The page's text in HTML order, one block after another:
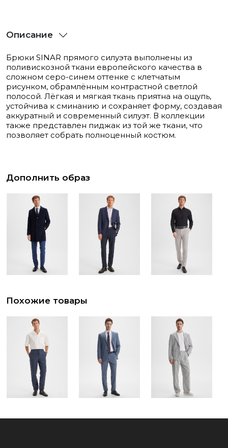
Описание
Брюки SINAR прямого силуэта выполнены из
поливискозной ткани европейского качества в
сложном серо-синем оттенке с клетчатым
рисунком, обрамлённым контрастной светлой
полосой. Лёгкая и мягкая ткань приятна на ощупь,
устойчива к сминанию и сохраняет форму, создавая
аккуратный и современный силуэт. В коллекции
также представлен пиджак из той же ткани, что
позволяет собрать полноценный костюм.
Дополнить образ
Похожие товары